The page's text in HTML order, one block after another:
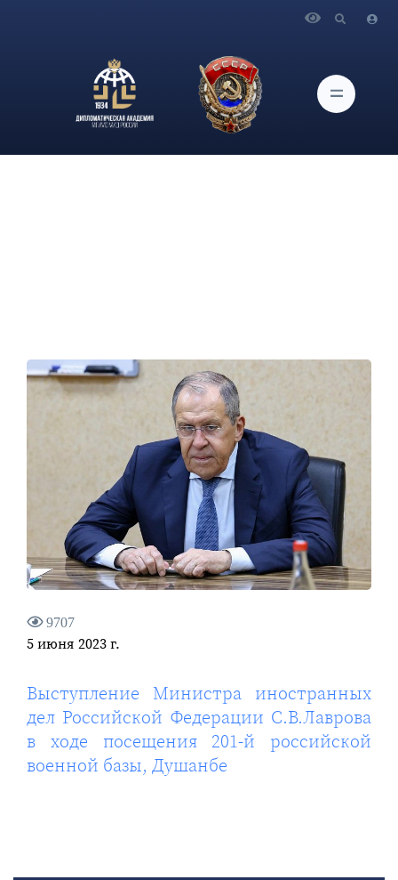
Федерации С.В.Лаврова в ходе посещения 201-й российской
военной базы, Душанбе
9707
5 июня 2023 г.
Выступление Министра иностранных
дел Российской Федерации С.В.Лаврова
в ходе посещения 201-й российской
военной базы, Душанбе